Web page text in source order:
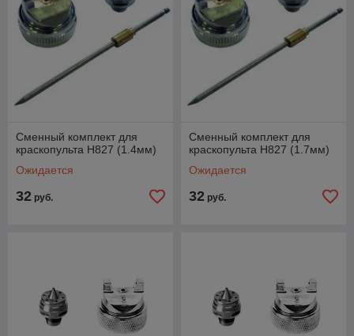
Сменный комплект для
краскопульта H827 (1.4мм)
Ожидается
32 руб.
Сменный комплект для
краскопульта H827 (1.7мм)
Ожидается
32 руб.